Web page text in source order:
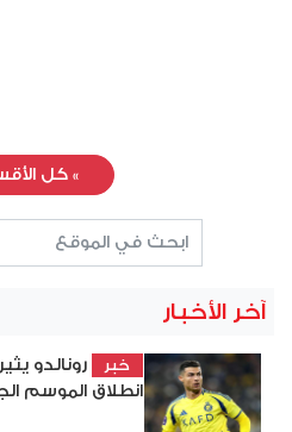
» كل
آخر الأخبار
خبر
رونالدو
انطلاق الموسم